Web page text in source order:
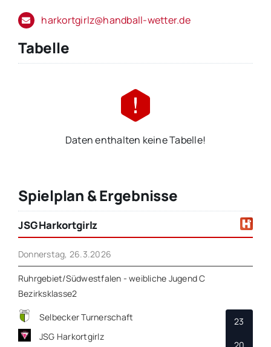
harkortgirlz@handball-wetter.de
Tabelle
Daten enthalten keine Tabelle!
Spielplan & Ergebnisse
JSG Harkortgirlz
Donnerstag, 26.3.2026
Ruhrgebiet/Südwestfalen - weibliche Jugend C
Bezirksklasse2
Selbecker Turnerschaft
JSG Harkortgirlz
23